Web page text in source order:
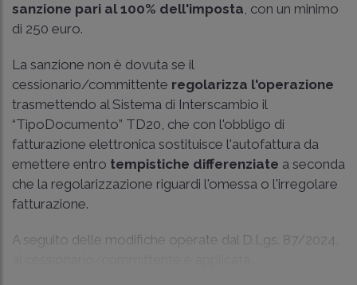
sanzione pari al 100% dell'imposta, con un minimo
di 250 euro.
La sanzione non è dovuta se il
cessionario/committente regolarizza l'operazione
trasmettendo al Sistema di Interscambio il
“TipoDocumento” TD20, che con l'obbligo di
fatturazione elettronica sostituisce l'autofattura da
emettere entro tempistiche differenziate a seconda
che la regolarizzazione riguardi l'omessa o l'irregolare
fatturazione.
A seguito delle modifiche operate dal D.Lgs. 87/2024,